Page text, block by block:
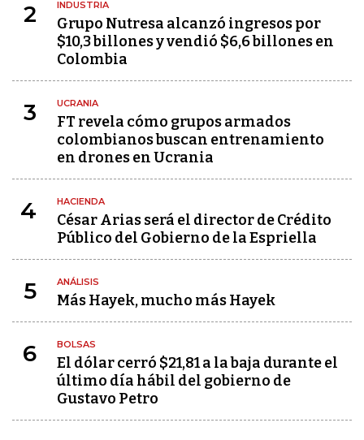
2 INDUSTRIA
Grupo Nutresa alcanzó ingresos por
$10,3 billones y vendió $6,6 billones en
Colombia
3 UCRANIA
FT revela cómo grupos armados
colombianos buscan entrenamiento
en drones en Ucrania
4 HACIENDA
César Arias será el director de Crédito
Público del Gobierno de la Espriella
5 ANÁLISIS
Más Hayek, mucho más Hayek
6 BOLSAS
El dólar cerró $21,81 a la baja durante el
último día hábil del gobierno de
Gustavo Petro